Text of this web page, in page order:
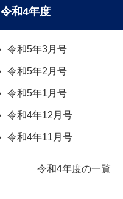
令和4年度
令和5年3月号
令和5年2月号
令和5年1月号
令和4年12月号
令和4年11月号
令和4年度の一覧